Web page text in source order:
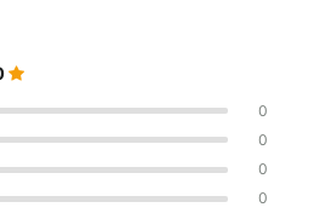
0
0
0
0